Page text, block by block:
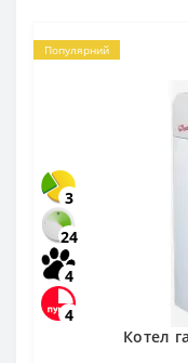
Популярний
3
24
4
4
Котел